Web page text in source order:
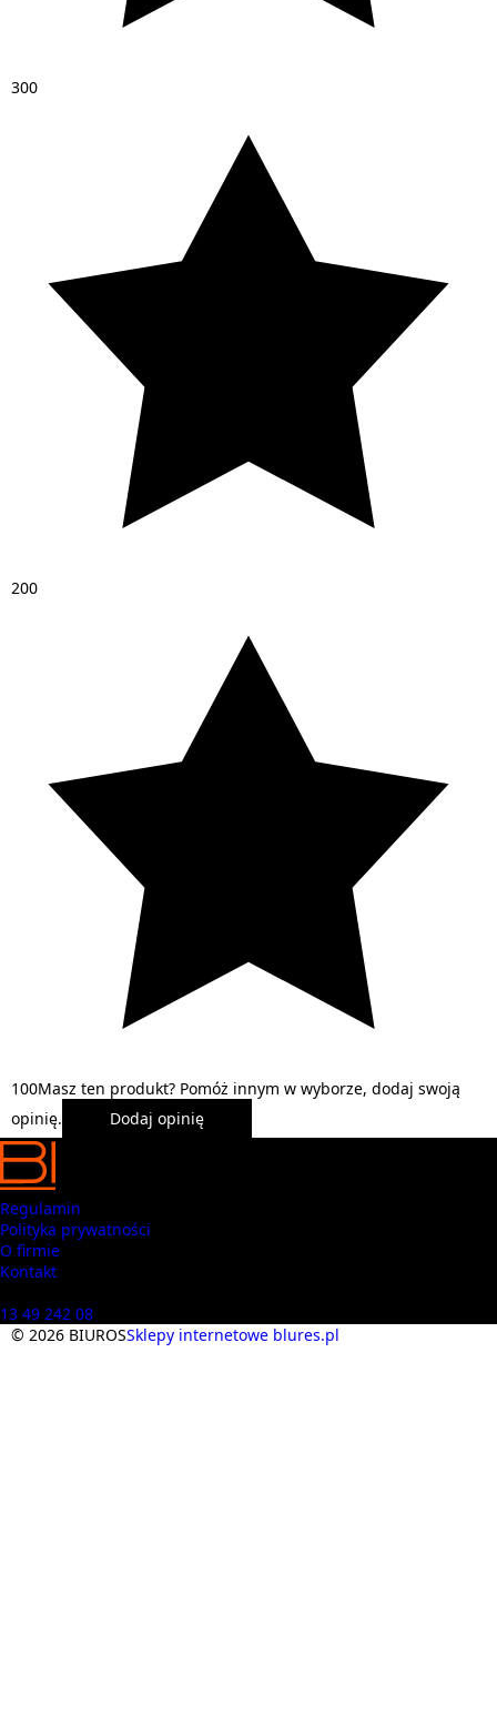
300
200
100Masz ten produkt? Pomóż innym w wyborze, dodaj swoją
opinię.
Dodaj opinię
Regulamin
Polityka prywatności
O firmie
Kontakt
13 49 242 08
© 2026 BIUROSSklepy internetowe blures.pl